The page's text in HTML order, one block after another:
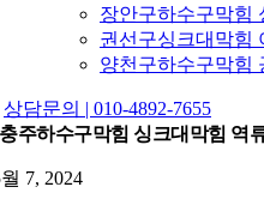
장안구하수구막힘
권선구싱크대막힘
양천구하수구막힘
상담문의 | 010-4892-7655
충주하수구막힘 싱크대막힘 역
7, 2024